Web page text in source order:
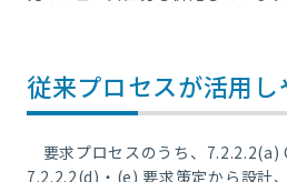
従来プロセスが活用
要求プロセスのうち、7.2.2.2(a)
7.2.2.2(d)・(e) 要求策定から設計